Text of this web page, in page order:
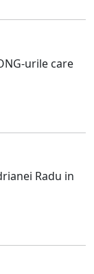
urile care
Radu in